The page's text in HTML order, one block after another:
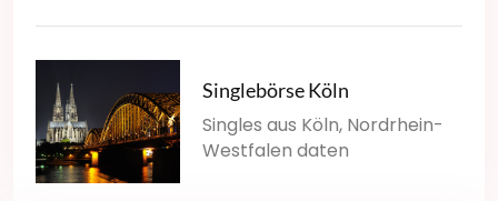
Singlebörse Köln
Singles aus Köln, Nordrhein-
Westfalen daten